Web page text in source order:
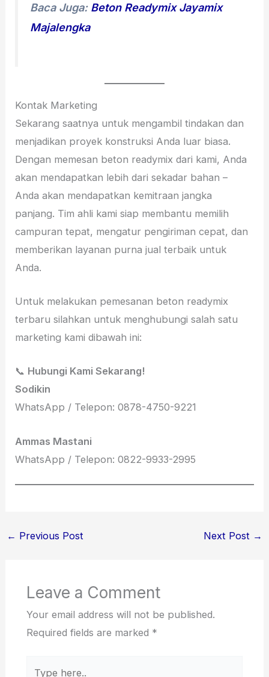
Baca Juga: Beton Readymix Jayamix
Majalengka
Kontak Marketing
Sekarang saatnya untuk mengambil tindakan dan
menjadikan proyek konstruksi Anda luar biasa.
Dengan memesan beton readymix dari kami, Anda
akan mendapatkan lebih dari sekadar bahan –
Anda akan mendapatkan kemitraan jangka
panjang. Tim ahli kami siap membantu memilih
campuran tepat, mengatur pengiriman cepat, dan
memberikan layanan purna jual terbaik untuk
Anda.
Untuk melakukan pemesanan beton readymix
terbaru silahkan untuk menghubungi salah satu
marketing kami dibawah ini:
📞 Hubungi Kami Sekarang!
Sodikin
WhatsApp / Telepon: 0878-4750-9221
Ammas Mastani
WhatsApp / Telepon: 0822-9933-2995
← Previous Post Next Post →
Leave a Comment
Your email address will not be published.
Required fields are marked *